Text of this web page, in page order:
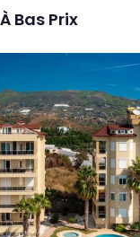
Bas Prix